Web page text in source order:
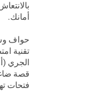
أمانك.
حواف
تقنية
الجري
قصة
فتحات